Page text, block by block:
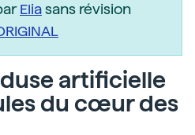
Eliasans révision
artificielle
du cœur des